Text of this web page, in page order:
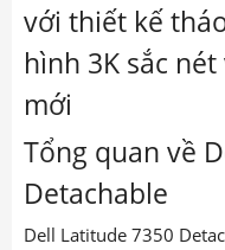
với thiết kế
hình 3K sắc
mới
Tổng quan về
Detachable
Dell Latitude 7350